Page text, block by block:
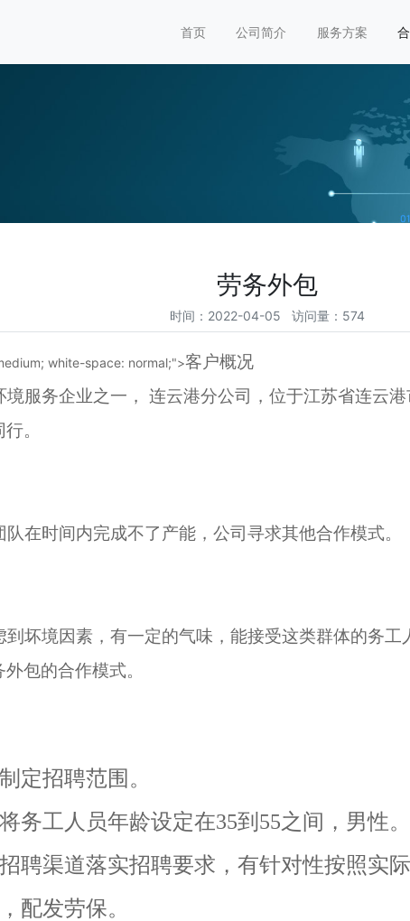
首页 公司简介 服务方案
劳务外包
时间：2022-04-05 访问量：574
white-space: normal;">客户概况
服务企业之一，
连云港分公司，位于江苏省连云
。
在时间内完成不了产能，公司寻求其他合作模式。
坏境因素，有一定的气味，能接受这类群体的务工
包的合作模式。
定招聘范围。
工人员年龄设定在35到55之间，男性。
渠道落实招聘要求，有针对性按照实际
配发劳保。